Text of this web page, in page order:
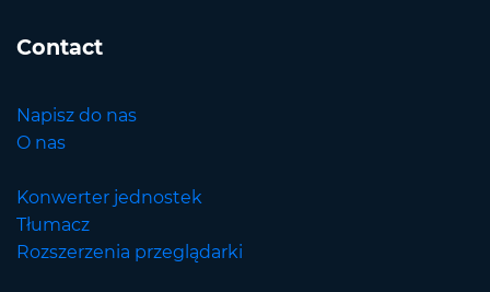
Contact
Napisz do nas
O nas
Konwerter jednostek
Tłumacz
Rozszerzenia przeglądarki